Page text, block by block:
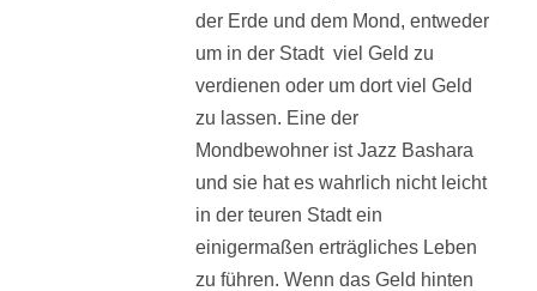
der Erde und dem Mond, entweder
um in der Stadt viel Geld zu
verdienen oder um dort viel Geld
zu lassen. Eine der
Mondbewohner ist Jazz Bashara
und sie hat es wahrlich nicht leicht
in der teuren Stadt ein
einigermaßen erträgliches Leben
zu führen. Wenn das Geld hinten